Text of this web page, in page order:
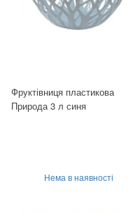
Фруктівниця пластикова
Природа 3 л синя
Нема в наявності